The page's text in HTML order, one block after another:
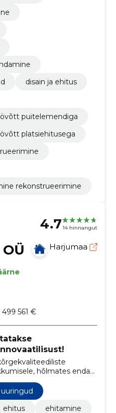
disain ja ehitus
puitelemendiga
platsiehitusega
rekonstrueerimine
4.714 hinnangut
Harjumaa
499 561 €
hõlmates endas
kuni uute süsteemide
uuringud
ehitus
ehitamine